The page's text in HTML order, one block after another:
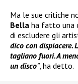
Ma le sue critiche
Bella ha fatto una
di escludere gli
dico con dispiacere.
tagliano fuori. A
un disco”, ha detto.